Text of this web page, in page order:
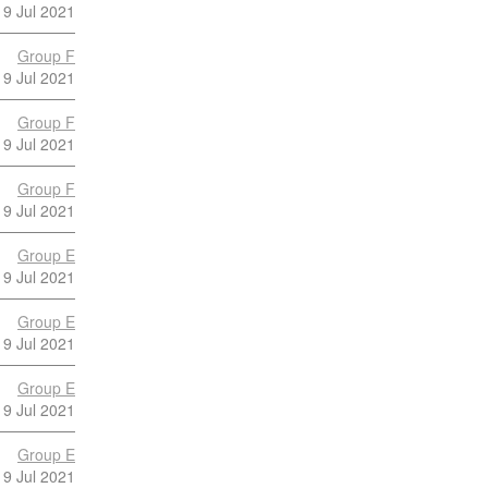
9 Jul 2021
Group F
9 Jul 2021
Group F
9 Jul 2021
Group F
9 Jul 2021
Group E
9 Jul 2021
Group E
9 Jul 2021
Group E
9 Jul 2021
Group E
9 Jul 2021